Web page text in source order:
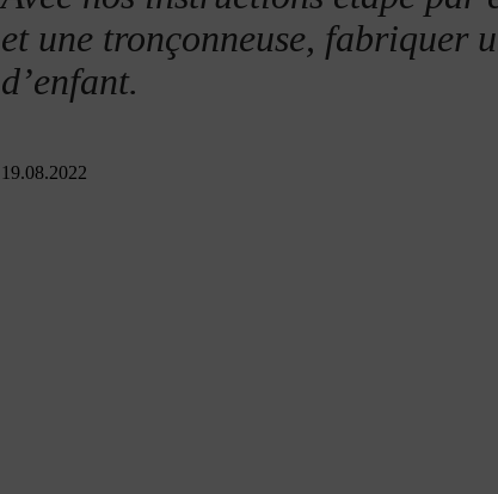
et une tronçonneuse, fabriquer
d’enfant.
19.08.2022